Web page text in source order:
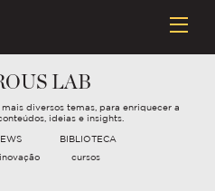
LAB
diversos temas, para enriquecer a
ideias e insights.
BIBLIOTECA
inovação cursos